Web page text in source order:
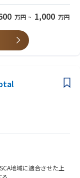
マティクス、計算生物
生命科学関連分野の博
経験
を用いた創薬または疾
執筆経験
万円 ~ 1,000 万円
地域に適合させた上